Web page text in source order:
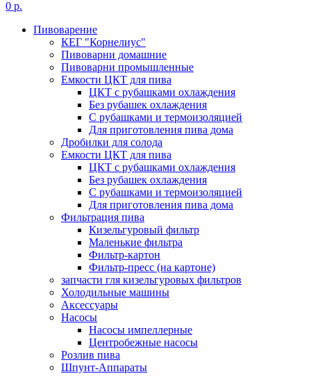
0 р.
Пивоварение
КЕГ "Корнелиус"
Пивоварни домашние
Пивоварни промышленные
Емкости ЦКТ для пива
ЦКТ с рубашками охлаждения
Без рубашек охлаждения
С рубашками и термоизоляцией
Для приготовления пива дома
Дробилки для солода
Емкости ЦКТ для пива
ЦКТ с рубашками охлаждения
Без рубашек охлаждения
С рубашками и термоизоляцией
Для приготовления пива дома
Фильтрация пива
Кизельгуровый фильтр
Маленькие фильтра
Фильтр-картон
Фильтр-пресс (на картоне)
запчасти гля кизельгуровых фильтров
Холодильные машины
Аксессуары
Насосы
Насосы импеллерные
Центробежные насосы
Розлив пива
Шпунт-Аппараты